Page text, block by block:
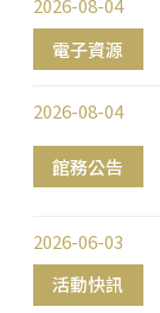
電子資源
2026-08-04
館務公告
2026-08-04
活動快訊
2026-06-03